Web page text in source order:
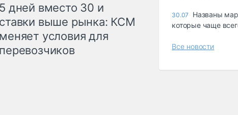
5 дней вместо 30 и
ставки выше рынка: КСМ
меняет условия для
перевозчиков
30.07
Названы
которые чаще
Все новости